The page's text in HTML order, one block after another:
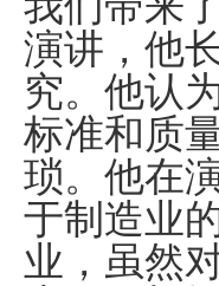
演讲，他
究。他认
标准和质
琐。他在
于制造业
业，虽然